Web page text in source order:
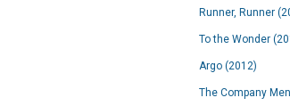
Runner, Runner
To the Wonder
Argo (2012)
The Company